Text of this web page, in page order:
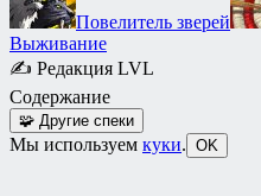
Повелитель зверей
Выживание
✍ Редакция LVL
Содержание
🧩 Другие спеки
Мы используем куки. OK